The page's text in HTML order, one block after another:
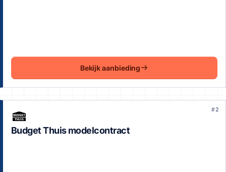
Bekijk aanbieding
#2
Budget Thuis modelcontract